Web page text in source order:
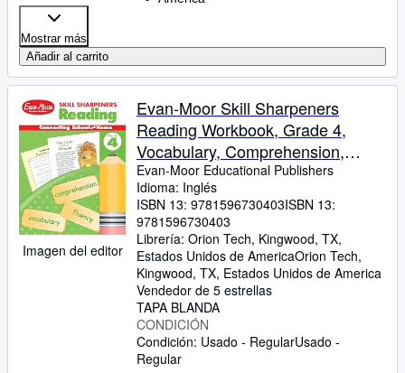
Mostrar más
Añadir al carrito
Imagen del editor
Evan-Moor Skill Sharpeners
Reading Workbook, Grade 4,
Vocabulary, Comprehension,
Phonics, Sequencing, Word
Family, Prefixes and Suffixes,
Contractions, Context, Recalling
Details, Homeschool
Evan-Moor Educational Publishers
Idioma: Inglés
ISBN 13: 9781596730403ISBN 13:
9781596730403
Librería: Orion Tech, Kingwood, TX,
Estados Unidos de AmericaOrion Tech,
Kingwood, TX, Estados Unidos de America
Vendedor de 5 estrellas
TAPA BLANDA
CONDICIÓN
Condición: Usado - RegularUsado -
Regular